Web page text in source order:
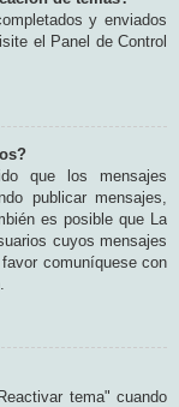
y enviados
el Panel de Control
que los mensajes
publicar mensajes,
es posible que La
cuyos mensajes
comuníquese con
tema" cuando